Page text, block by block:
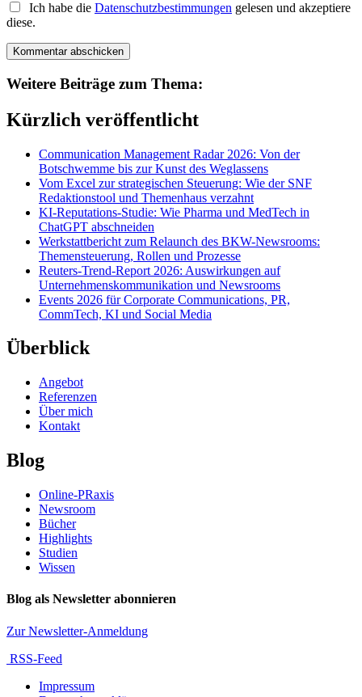
Ich habe die Datenschutzbestimmungen gelesen und akzeptiere
diese.
Weitere Beiträge zum Thema:
Kürzlich veröffentlicht
Communication Management Radar 2026: Von der
Botschwemme bis zur Kunst des Weglassens
Vom Excel zur strategischen Steuerung: Wie der SNF
Redaktionstool und Themenhaus verzahnt
KI-Reputations-Studie: Wie Pharma und MedTech in
ChatGPT abschneiden
Werkstattbericht zum Relaunch des BKW-Newsrooms:
Themensteuerung, Rollen und Prozesse
Reuters-Trend-Report 2026: Auswirkungen auf
Unternehmenskommunikation und Newsrooms
Events 2026 für Corporate Communications, PR,
CommTech, KI und Social Media
Überblick
Angebot
Referenzen
Über mich
Kontakt
Blog
Online-PRaxis
Newsroom
Bücher
Highlights
Studien
Wissen
Blog als Newsletter abonnieren
Zur Newsletter-Anmeldung
RSS-Feed
Impressum